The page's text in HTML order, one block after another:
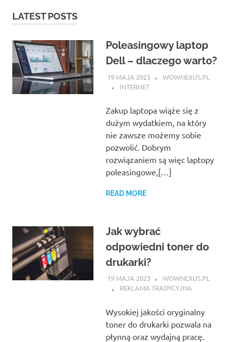
LATEST POSTS
Poleasingowy laptop
Dell – dlaczego warto?
19 MAJA 2023
WOWNEXUS.PL
INTERNET
Zakup laptopa wiąże się z
dużym wydatkiem, na który
nie zawsze możemy sobie
pozwolić. Dobrym
rozwiązaniem są więc laptopy
poleasingowe,[…]
READ MORE
Jak wybrać
odpowiedni toner do
drukarki?
19 MAJA 2023
WOWNEXUS.PL
REKLAMA TRADYCYJNA
Wysokiej jakości oryginalny
toner do drukarki pozwala na
płynną oraz wydajną pracę.